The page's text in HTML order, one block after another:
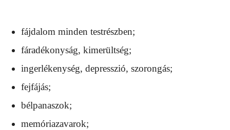
fájdalom minden testrészben;
fáradékonyság, kimerültség;
ingerlékenység, depresszió, szorongás;
fejfájás;
bélpanaszok;
memóriazavarok;